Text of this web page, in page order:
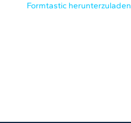
Formtastic herunterzuladen